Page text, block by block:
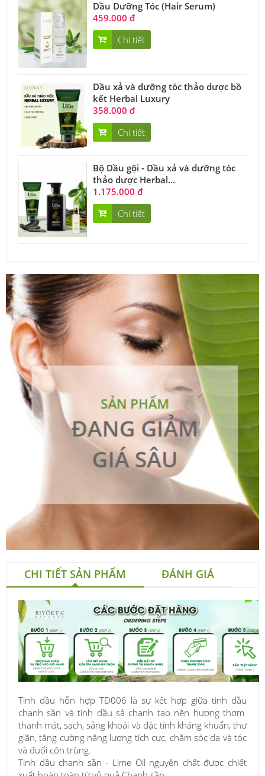
Dầu Dưỡng Tóc (Hair Serum)
459.000 đ
Chi tiết
Dầu xả và dưỡng tóc thảo dược bồ
kết Herbal Luxury
358.000 đ
Chi tiết
Bộ Dầu gội - Dầu xả và dưỡng tóc
thảo dược Herbal...
1.175.000 đ
Chi tiết
CHI TIẾT SẢN PHẨM ĐÁNH GIÁ
Tinh dầu hỗn hợp TD006 là sự kết hợp giữa tinh dầu
chanh sần và tinh dầu sả chanh tạo nên hương thơm
thanh mát, sạch, sảng khoái và đặc tính kháng khuẩn, thư
giãn, tăng cường năng lượng tích cực, chăm sóc da và tóc
và đuổi côn trùng.
Tinh dầu chanh sần - Lime Oil nguyên chất được chiết